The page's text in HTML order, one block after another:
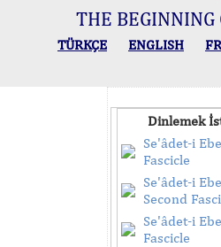
THE BEGINNING
TÜRKÇE ENGLISH
Dinlemek
Se'âdet-i
Fascicle
Se'âdet-i
Second
Se'âdet-i
Fascicle